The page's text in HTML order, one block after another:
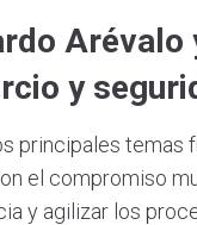
Arévalo
y
principales temas
el compromiso
y agilizar los